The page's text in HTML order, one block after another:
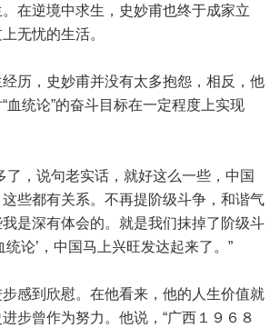
在逆境中求生，史妙甫也终于成家立
无忧的生活。
历，史妙甫并没有太多抱怨，相反，他
血统论”的奋斗目标在一定程度上实现
了，说句老实话，就好这么一些，中国
些都有关系。不再提阶级斗争，和谐气
是深有体会的。就是我们抹掉了阶级斗
统论’，中国马上兴旺发达起来了。”
感到欣慰。在他看来，他的人生价值就
步曾作为努力。他说，“广西１９６８